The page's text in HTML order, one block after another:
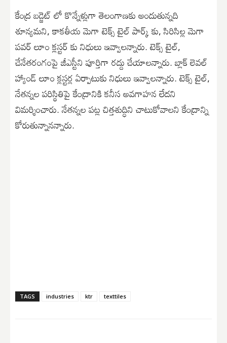
కేంద్ర బడ్జెట్ లో కొన్నేళ్లుగా తెలంగాణకు అందుతున్నది
శూన్యమని, కాకతీయ మెగా టెక్స్ టైల్ పార్క్ కు, సిరిసిల్ల మెగా
పవర్ లూం క్లస్టర్ కు నిధులు ఇవ్వాలన్నారు. టెక్స్ టైల్,
చేనేతరంగంపై జీఎస్టీని పూర్తిగా రద్దు చేయాలన్నారు. బ్లాక్ లెవల్
హ్యాండ్ లూం క్లస్టర్ల ఏర్పాటుకు నిధులు ఇవ్వాలన్నారు. టెక్స్ టైల్,
నేతన్నల పరిస్థితిపై కేంద్రానికి కనీస అవగాహన లేదని
విమర్శించారు. నేతన్నల పట్ల చిత్తశుద్ధిని చాటుకోవాలని కేంద్రాన్ని
కోరుతున్నానన్నారు.
TAGS industries ktr texttiles